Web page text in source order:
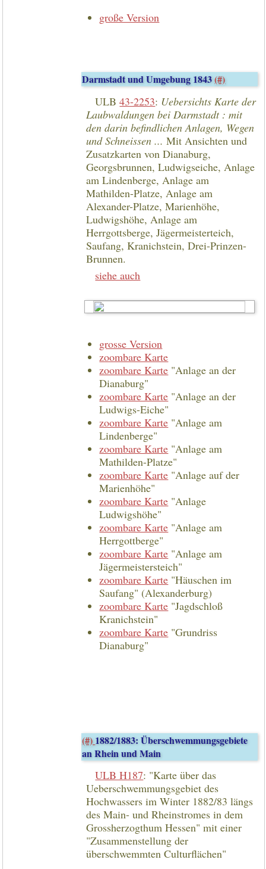
große Version
Darmstadt und Umgebung 1843(#)
ULB43-2253: Uebersichts Karte der
Laubwaldungen bei Darmstadt : mit
den darin befindlichen Anlagen, Wegen
und Schneissen ... Mit Ansichten und
Zusatzkarten von Dianaburg,
Georgsbrunnen, Ludwigseiche, Anlage
am Lindenberge, Anlage am
Mathilden-Platze, Anlage am
Alexander-Platze, Marienhöhe,
Ludwigshöhe, Anlage am
Herrgottsberge, Jägermeisterteich,
Saufang, Kranichstein, Drei-Prinzen-
Brunnen.
siehe auch
grosse Version
zoombare Karte
zoombare Karte "Anlage an der
Dianaburg"
zoombare Karte "Anlage an der
Ludwigs-Eiche"
zoombare Karte "Anlage am
Lindenberge"
zoombare Karte "Anlage am
Mathilden-Platze"
zoombare Karte "Anlage auf der
Marienhöhe"
zoombare Karte "Anlage
Ludwigshöhe"
zoombare Karte "Anlage am
Herrgottberge"
zoombare Karte "Anlage am
Jägermeistersteich"
zoombare Karte "Häuschen im
Saufang" (Alexanderburg)
zoombare Karte "Jagdschloß
Kranichstein"
zoombare Karte "Grundriss
Dianaburg"
(#) 1882/1883: Überschwemmungsgebiete
an Rhein und Main
ULB H187: "Karte über das
Ueberschwemmungsgebiet des
Hochwassers im Winter 1882/83 längs
des Main- und Rheinstromes in dem
Grossherzogthum Hessen" mit einer
"Zusammenstellung der
überschwemmten Culturflächen"